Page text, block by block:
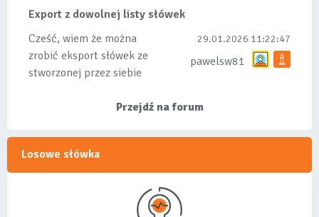
bo wiąże się...
Export z dowolnej listy słówek
Cześć, wiem że można
zrobić eksport słówek ze
stworzonej przez siebie
29.01.2026 11:22:47
pawelsw81
Przejdź na forum
Losowe słówka